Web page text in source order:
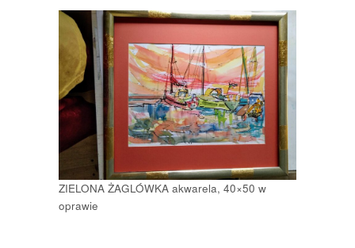
ZIELONA ŻAGLÓWKA akwarela, 40×50 w
oprawie